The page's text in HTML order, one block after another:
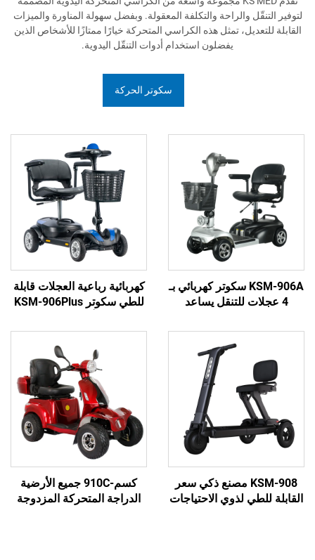
والراحة والتكلفة المعقولة. وبفضل سهولة المناورة والميزات
تمثل هذه الكراسي المتحركة خيارًا ممتازًا للأشخاص الذين
يفضلون استخدام أدوات التنقّل اليدوية.
KSM-906A سكوتر كهربائي بـ
للتنقل يساعد
السن أثناء
كهربائية رباعية العجلات قابلة
للطي سكوتر KSM-906Plus
بعجلات عريضة لذوي
الاحتياجات الخاصة مع محرك
KSM-908 مصنع ذكي سعر
لذوي الاحتياجات
كسم-910C جميع الأرضية
الدراجة المتحركة المزدوجة